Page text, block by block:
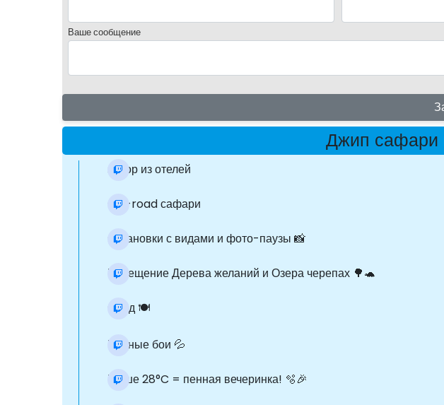
Ваше сообщение
Джип сафари
забор из отелей
Off-road сафари
Остановки с видами и фото-паузы 📸
Посещение Дерева желаний и Озера черепах 🌳🐢
Обед 🍽️
Водные бои 💦
Выше 28°C = пенная вечеринка! 🫧🎉